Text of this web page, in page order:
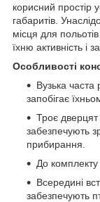
корисний простір
габаритів.
місця для
їхню активність і
Особливості
Вузька часта
запобігає
Троє
забезпечують
прибирання.
До комплекту
Всередині
забезпечують